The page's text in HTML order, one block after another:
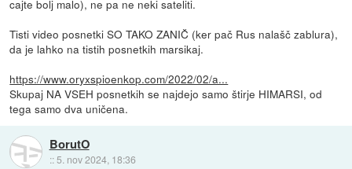
cajte bolj malo), ne pa ne neki sateliti.
Tisti video posnetki SO TAKO ZANIČ (ker pač Rus nalašč zablura),
da je lahko na tistih posnetkih marsikaj.
https://www.oryxspioenkop.com/2022/02/a...
Skupaj NA VSEH posnetkih se najdejo samo štirje HIMARSI, od
tega samo dva uničena.
BorutO
:: 5. nov 2024, 18:36